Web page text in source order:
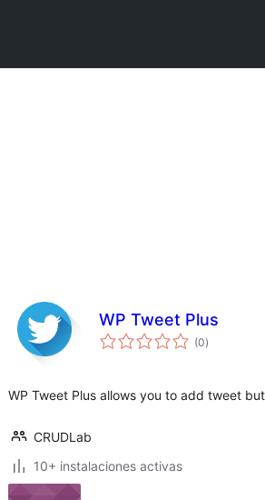
WP Tweet Plus
(0total
de
)
WP Tweet Plus allows you to add tweet
CRUDLab
10+ instalaciones activas